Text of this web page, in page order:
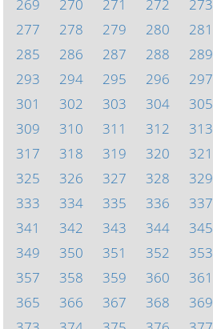
269
270 271 272 273
277
278 279 280 281
285
286 287 288 289
293
294 295 296 297
301
302 303 304 305
309
310 311 312 313
317
318 319 320 321
325
326 327 328 329
333
334 335 336 337
341
342 343 344 345
349
350 351 352 353
357
358 359 360 361
365
366 367 368 369